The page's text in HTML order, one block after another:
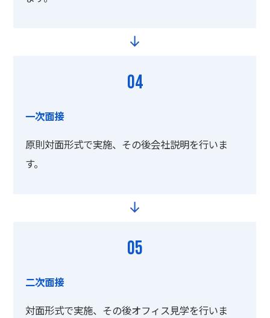
04
一次面接
原則対面形式で実施、その後会社説明を行いま
す。
05
二次面接
対面形式で実施、その後オフィス見学を行いま